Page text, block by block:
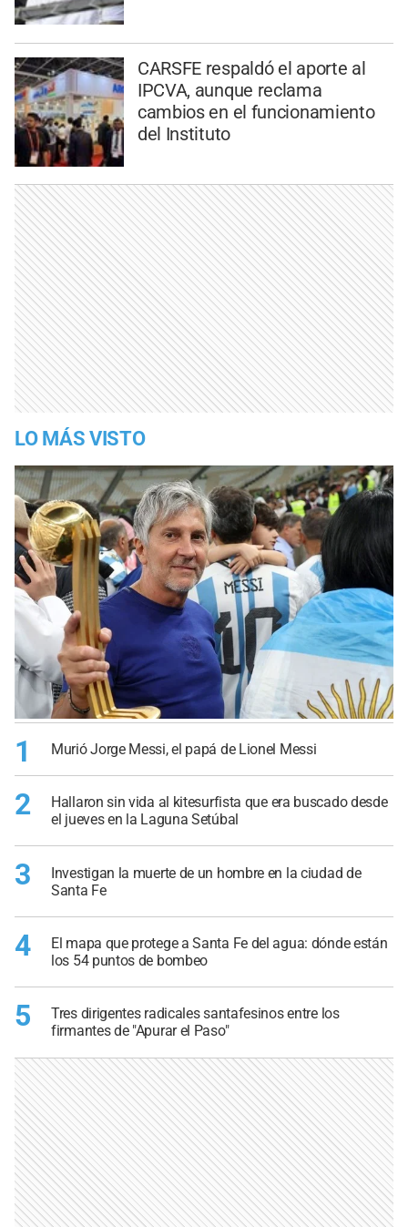
CARSFE respaldó el aporte al
IPCVA, aunque reclama
cambios en el funcionamiento
del Instituto
LO MÁS VISTO
1 Murió Jorge Messi, el papá de Lionel Messi
2
Hallaron sin vida al kitesurfista que era buscado desde
el jueves en la Laguna Setúbal
3
Investigan la muerte de un hombre en la ciudad de
Santa Fe
4
El mapa que protege a Santa Fe del agua: dónde están
los 54 puntos de bombeo
5
Tres dirigentes radicales santafesinos entre los
firmantes de "Apurar el Paso"